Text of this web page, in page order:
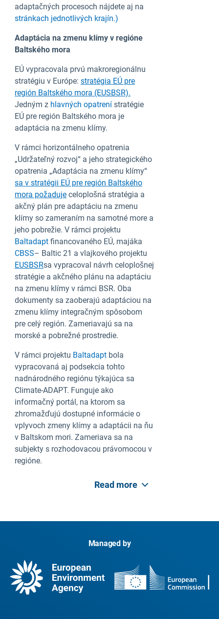
adaptačných procesoch nájdete aj na
stránkach jednotlivých krajín.)
Adaptácia na zmenu klímy v regióne
Baltského mora
EÚ vypracovala prvú makroregionálnu
stratégiu v Európe: stratégia EÚ pre
región Baltského mora (EUSBSR).
Jedným z hlavných opatrení stratégie
EÚ pre región Baltského mora je
adaptácia na zmenu klímy.
V rámci horizontálneho opatrenia
„Udržateľný rozvoj“ a jeho strategického
opatrenia „Adaptácia na zmenu klímy“
sa v stratégii EÚ pre región Baltského
mora požaduje celoplošná stratégia a
akčný plán pre adaptáciu na zmenu
klímy so zameraním na samotné more a
jeho pobrežie. V rámci projektu
Baltadapt financovaného EÚ, majáka
CBSS– Baltic 21 a vlajkového projektu
EUSBSRsa vypracoval návrh celoplošnej
stratégie a akčného plánu na adaptáciu
na zmenu klímy v rámci BSR. Oba
dokumenty sa zaoberajú adaptáciou na
zmenu klímy integračným spôsobom
pre celý región. Zameriavajú sa na
morské a pobrežné prostredie.
V rámci projektu Baltadapt bola
vypracovaná aj podsekcia tohto
nadnárodného regiónu týkajúca sa
Climate-ADAPT. Funguje ako
informačný portál, na ktorom sa
zhromažďujú dostupné informácie o
vplyvoch zmeny klímy a adaptácii na ňu
v Baltskom mori. Zameriava sa na
subjekty s rozhodovacou právomocou v
regióne.
Read more
Managed by